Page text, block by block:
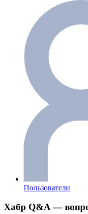
Пользователи
Хабр Q&A —